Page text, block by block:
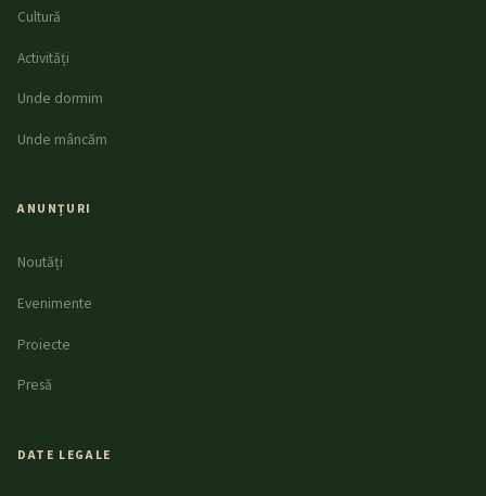
Cultură
Activități
Unde dormim
Unde mâncăm
ANUNȚURI
Noutăți
Evenimente
Proiecte
Presă
DATE LEGALE